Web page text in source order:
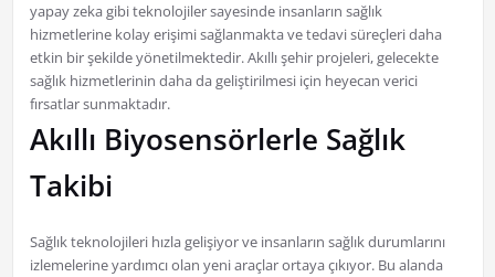
yapay zeka gibi teknolojiler sayesinde insanların sağlık
hizmetlerine kolay erişimi sağlanmakta ve tedavi süreçleri daha
etkin bir şekilde yönetilmektedir. Akıllı şehir projeleri, gelecekte
sağlık hizmetlerinin daha da geliştirilmesi için heyecan verici
fırsatlar sunmaktadır.
Akıllı Biyosensörlerle Sağlık
Takibi
Sağlık teknolojileri hızla gelişiyor ve insanların sağlık durumlarını
izlemelerine yardımcı olan yeni araçlar ortaya çıkıyor. Bu alanda